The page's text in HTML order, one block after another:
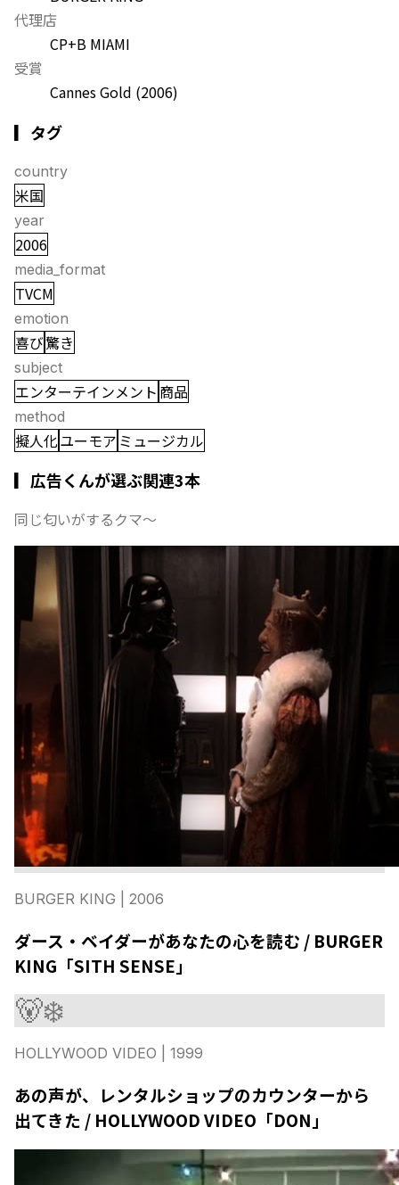
代理店
CP+B MIAMI
受賞
Cannes Gold (2006)
▎タグ
country
米国
year
2006
media_format
TVCM
emotion
喜び驚き
subject
エンターテインメント 商品
method
擬人化ユーモア ミュージカル
▎広告くんが選ぶ関連3本
同じ匂いがするクマ〜
BURGER KING | 2006
ダース・ベイダーがあなたの心を読む / BURGER
KING「SITH SENSE」
🐻‍❄️
HOLLYWOOD VIDEO | 1999
あの声が、レンタルショップのカウンターから
出てきた / HOLLYWOOD VIDEO「DON」